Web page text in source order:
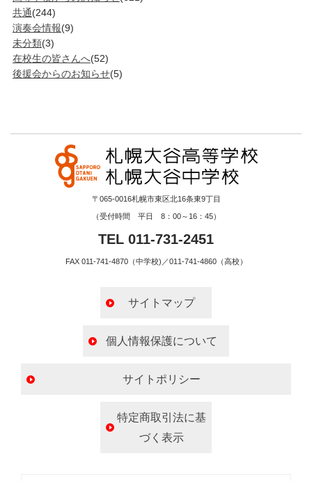
共通(244)
演奏会情報(9)
未分類(3)
在校生の皆さんへ(52)
後援会からのお知らせ(5)
〒065-0016札幌市東区北16条東9丁目
（受付時間 平日 8：00～16：45）
TEL 011-731-2451
FAX 011-741-4870（中学校)／011-741-4860（高校）
サイトマップ
個人情報保護について
サイトポリシー
特定商取引法に基
づく表示